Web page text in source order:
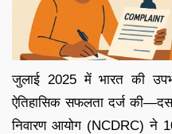
जुलाई 2025 में भारत की
ऐतिहासिक सफलता दर्ज की—दस
निवारण आयोग (NCDRC) ने